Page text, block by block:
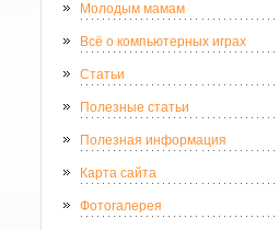
Молодым мамам
Всё о компьютерных играх
Статьи
Полезные статьи
Полезная информация
Карта сайта
Фотогалерея